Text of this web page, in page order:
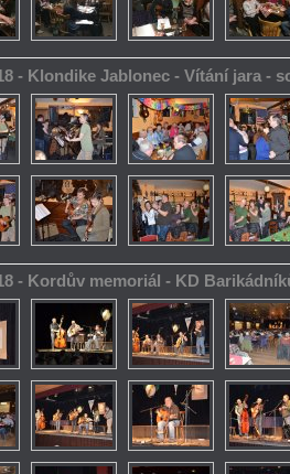
- Klondike Jablonec - Vítání jara -
- Kordův memoriál - KD